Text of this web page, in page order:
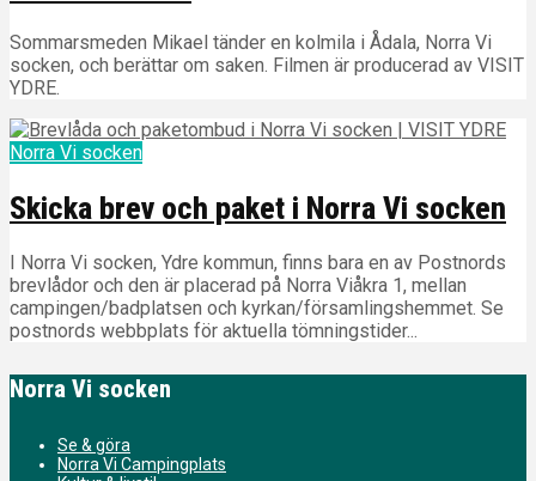
Sommarsmeden Mikael tänder en kolmila i Ådala, Norra Vi
socken, och berättar om saken. Filmen är producerad av VISIT
YDRE.
Norra Vi socken
Skicka brev och paket i Norra Vi socken
I Norra Vi socken, Ydre kommun, finns bara en av Postnords
brevlådor och den är placerad på Norra Viåkra 1, mellan
campingen/badplatsen och kyrkan/församlingshemmet. Se
postnords webbplats för aktuella tömningstider...
Norra Vi socken
Se & göra
Norra Vi Campingplats